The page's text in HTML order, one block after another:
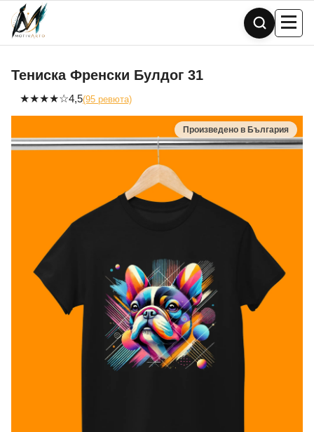
Skip
content
Тениска Френски Булдог 31
★★★★☆4,5(95 ревюта)